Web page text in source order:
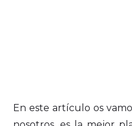
En este artículo os